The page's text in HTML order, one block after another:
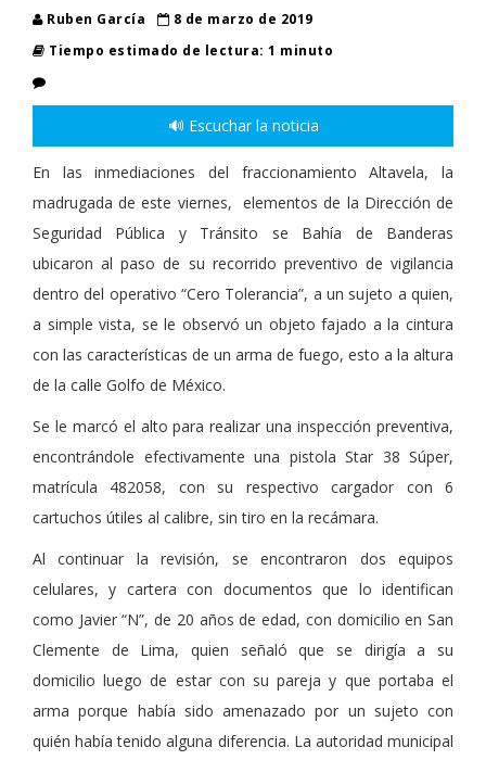
Ruben García
8 de marzo de 2019
Tiempo estimado de lectura: 1 minuto
🔊 Escuchar la noticia
En las inmediaciones del fraccionamiento Altavela, la
madrugada de este viernes, elementos de la Dirección de
Seguridad Pública y Tránsito se Bahía de Banderas
ubicaron al paso de su recorrido preventivo de vigilancia
dentro del operativo “Cero Tolerancia”, a un sujeto a quien,
a simple vista, se le observó un objeto fajado a la cintura
con las características de un arma de fuego, esto a la altura
de la calle Golfo de México.
Se le marcó el alto para realizar una inspección preventiva,
encontrándole efectivamente una pistola Star 38 Súper,
matrícula 482058, con su respectivo cargador con 6
cartuchos útiles al calibre, sin tiro en la recámara.
Al continuar la revisión, se encontraron dos equipos
celulares, y cartera con documentos que lo identifican
como Javier “N”, de 20 años de edad, con domicilio en San
Clemente de Lima, quien señaló que se dirigía a su
domicilio luego de estar con su pareja y que portaba el
arma porque había sido amenazado por un sujeto con
quién había tenido alguna diferencia. La autoridad municipal